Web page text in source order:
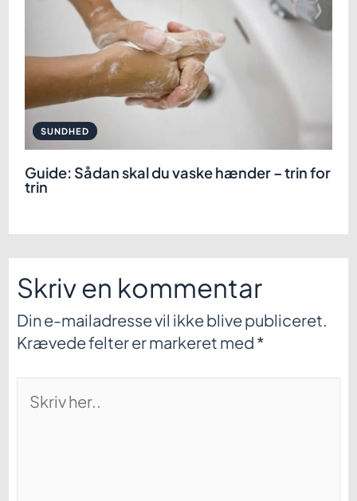
Guide: Sådan skal du vaske hænder – trin for
trin
SUNDHED
Skriv en kommentar
Din e-mailadresse vil ikke blive publiceret.
Krævede felter er markeret med *
her..